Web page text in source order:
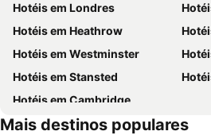
St Pancras Station
Tottenham Hotspur Stadium
Tottenham
The Roald Dahl Museum and Story Centre
Amersham Metro Station
Chalfont & Latimer Metro Station
Hotéis em Londres
Hotéis em Heathrow
Hotéis em Westminster
Hotéis em Stansted
Hotéis em Cambridge
Mais destinos populares